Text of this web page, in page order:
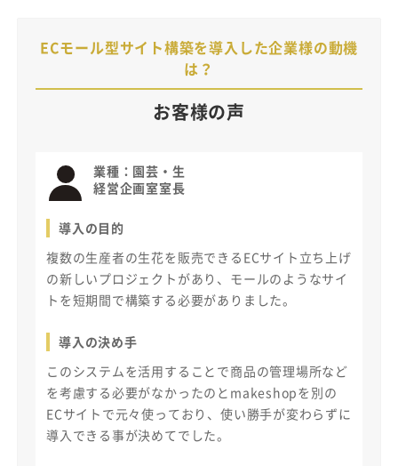
ECモール型サイト構築を導入した企業様の動機
は？
お客様の声
業種： 園芸・生
経営企画室室長
導入の目的
複数の生産者の生花を販売できるECサイト立ち上げ
の新しいプロジェクトがあり、モールのようなサイ
トを短期間で構築する必要がありました。
導入の決め手
このシステムを活用することで商品の管理場所など
を考慮する必要がなかったのとmakeshopを別の
ECサイトで元々使っており、使い勝手が変わらずに
導入できる事が決めてでした。